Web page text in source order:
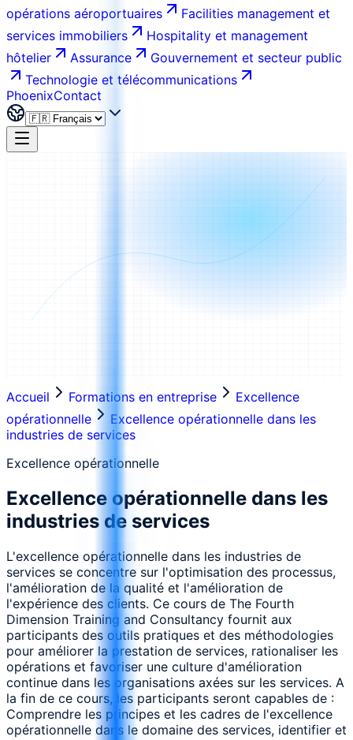
opérations aéroportuaires
Facilities management et
services immobiliers
Hospitality et management
hôtelier
Assurance
Gouvernement et secteur public
Technologie et télécommunications
PhoenixContact
Accueil Formations en entreprise
Excellence
opérationnelle
Excellence opérationnelle dans les
industries de services
Excellence opérationnelle
Excellence opérationnelle dans les
industries de services
L'excellence opérationnelle dans les industries de
services se concentre sur l'optimisation des processus,
l'amélioration de la qualité et l'amélioration de
l'expérience des clients. Ce cours de The Fourth
Dimension Training and Consultancy fournit aux
participants des outils pratiques et des méthodologies
pour améliorer la prestation de services, rationaliser les
opérations et favoriser une culture d'amélioration
continue dans les organisations axées sur les services. A
la fin de ce cours, les participants seront capables de :
Comprendre les principes et les cadres de l'excellence
opérationnelle dans le domaine des services, identifier et